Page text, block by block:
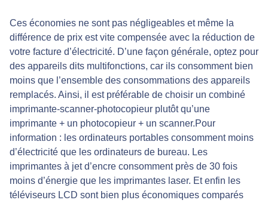
Ces économies ne sont pas négligeables et même la
différence de prix est vite compensée avec la réduction de
votre facture d’électricité. D’une façon générale, optez pour
des appareils dits multifonctions, car ils consomment bien
moins que l’ensemble des consommations des appareils
remplacés. Ainsi, il est préférable de choisir un combiné
imprimante-scanner-photocopieur plutôt qu’une
imprimante + un photocopieur + un scanner.Pour
information : les ordinateurs portables consomment moins
d’électricité que les ordinateurs de bureau. Les
imprimantes à jet d’encre consomment près de 30 fois
moins d’énergie que les imprimantes laser. Et enfin les
téléviseurs LCD sont bien plus économiques comparés